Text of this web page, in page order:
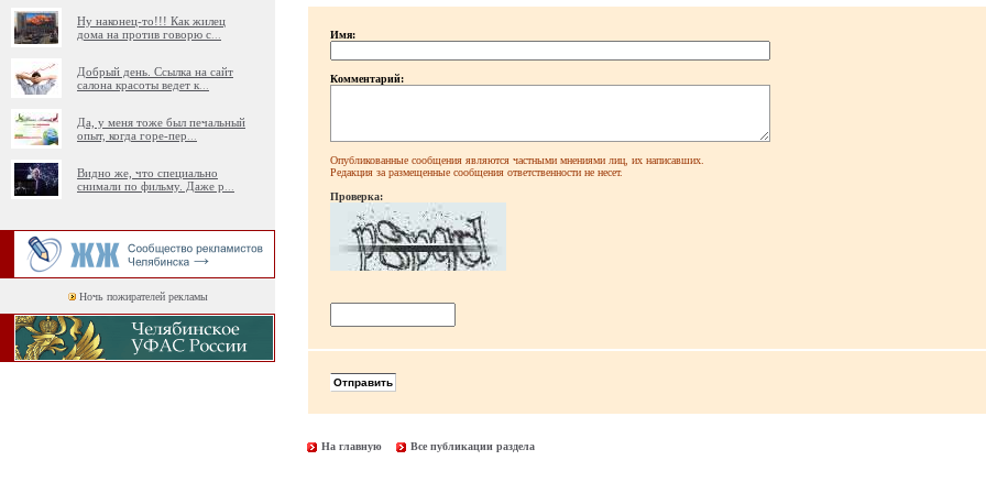
Ну наконец-то!!! Как жилец
дома на против говорю с
Добрый день. Ссылка на сайт
салона красоты ведет к
Да, у меня тоже был печальный
опыт, когда горе-пер
Видно же, что специально
снимали по фильму. Даже р
Ночь пожирателей рекламы
Имя:
Комментарий:
Опубликованные сообщения являются частными мнениями лиц, их написавших.
Редакция за размещенные сообщения ответственности не несет.
Проверка:
На главную Все публикации раздела